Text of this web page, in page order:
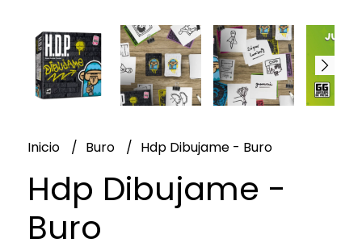
Inicio Buro Hdp Dibujame - Buro
Hdp Dibujame -
Buro